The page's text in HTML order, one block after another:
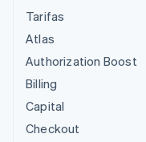
Tarifas
Atlas
Authorization Boost
Billing
Capital
Checkout